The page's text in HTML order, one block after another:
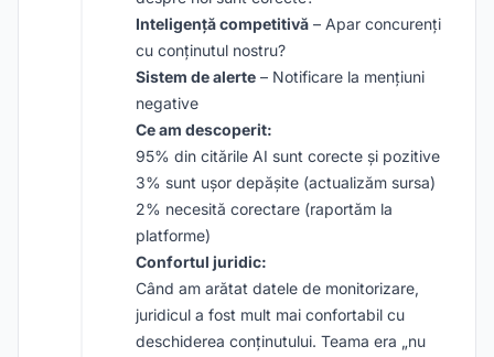
Inteligență competitivă – Apar concurenți
cu conținutul nostru?
Sistem de alerte – Notificare la mențiuni
negative
Ce am descoperit:
95% din citările AI sunt corecte și pozitive
3% sunt ușor depășite (actualizăm sursa)
2% necesită corectare (raportăm la
platforme)
Confortul juridic:
Când am arătat datele de monitorizare,
juridicul a fost mult mai confortabil cu
deschiderea conținutului. Teama era „nu